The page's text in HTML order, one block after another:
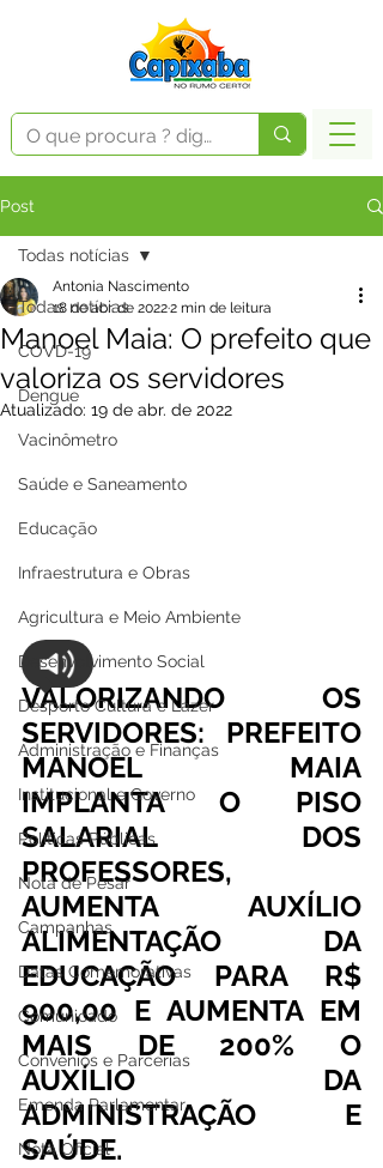
Post
Todas notícias
COVD-19
Dengue
Vacinômetro
Saúde e Saneamento
Educação
Infraestrutura e Obras
Agricultura e Meio Ambiente
Desenvolvimento Social
Desporto Cultura e Lazer
Administração e Finanças
Institucional e Governo
Políticas Públicas
Nota de Pesar
Campanhas
Datas Comemorativas
Comunicado
Convênios e Parcerias
Emenda Parlamentar
Nota Oficial
Todas notícias
Manoel Maia: O prefeito que
valoriza os servidores
Antonia Nascimento
18 de abr. de 20222 min de leitura
Atualizado: 19 de abr. de 2022
VALORIZANDO OS
SERVIDORES: PREFEITO
MANOEL MAIA
IMPLANTA O PISO
SALARIAL DOS
PROFESSORES,
AUMENTA AUXÍLIO
ALIMENTAÇÃO DA
EDUCAÇÃO PARA R$
900,00 E AUMENTA EM
MAIS DE 200% O
AUXÍLIO DA
ADMINISTRAÇÃO E
SAÚDE.